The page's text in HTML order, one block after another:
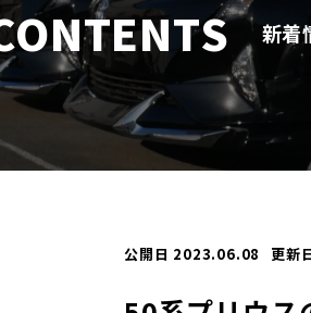
新着
公開日 2023.06.08 更新